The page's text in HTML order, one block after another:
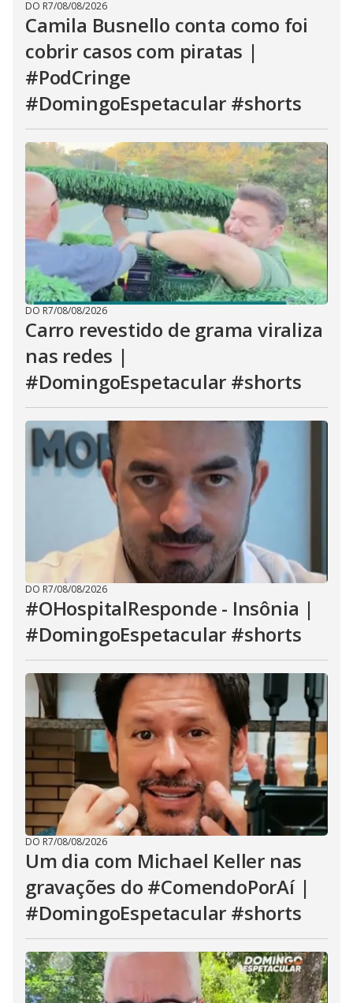
DO R7/08/08/2026
Camila Busnello conta como foi
cobrir casos com piratas |
#PodCringe
#DomingoEspetacular #shorts
DO R7/08/08/2026
Carro revestido de grama viraliza
nas redes |
#DomingoEspetacular #shorts
DO R7/08/08/2026
#OHospitalResponde - Insônia |
#DomingoEspetacular #shorts
DO R7/08/08/2026
Um dia com Michael Keller nas
gravações do #ComendoPorAí |
#DomingoEspetacular #shorts